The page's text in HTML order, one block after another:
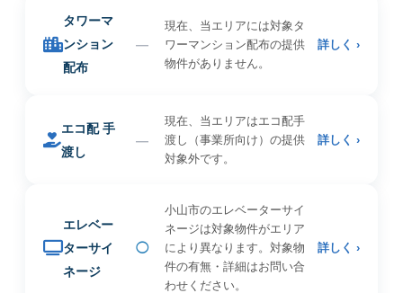
タワーマ
ンション
配布
—
現在、当エリアには対象タ
ワーマンション配布の提供
物件がありません。
詳しく ›
エコ配 手
渡し
—
現在、当エリアはエコ配手
渡し（事業所向け）の提供
対象外です。
詳しく ›
エレベー
ターサイ
ネージ
◯
小山市のエレベーターサイ
ネージは対象物件がエリア
により異なります。対象物
件の有無・詳細はお問い合
わせください。
詳しく ›